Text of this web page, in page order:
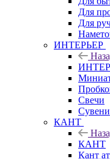
Для
Для
ИНТЕРЬЕР
Свечи
КАНТ
КАНТ
Кант